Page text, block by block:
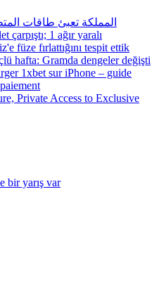
المملكة تعبئ طاقات
1 ağır yaralı
füze fırlattığını tespit ettik
hafta: Gramda dengeler değişti
1xbet sur iPhone – guide
Private Access to Exclusive
bir yarış var